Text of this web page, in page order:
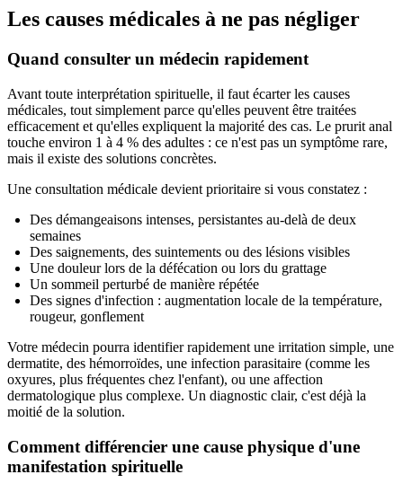
Les causes médicales à ne pas négliger
Quand consulter un médecin rapidement
Avant toute interprétation spirituelle, il faut écarter les causes
médicales, tout simplement parce qu'elles peuvent être traitées
efficacement et qu'elles expliquent la majorité des cas. Le prurit anal
touche environ 1 à 4 % des adultes : ce n'est pas un symptôme rare,
mais il existe des solutions concrètes.
Une consultation médicale devient prioritaire si vous constatez :
Des démangeaisons intenses, persistantes au-delà de deux
semaines
Des saignements, des suintements ou des lésions visibles
Une douleur lors de la défécation ou lors du grattage
Un sommeil perturbé de manière répétée
Des signes d'infection : augmentation locale de la température,
rougeur, gonflement
Votre médecin pourra identifier rapidement une irritation simple, une
dermatite, des hémorroïdes, une infection parasitaire (comme les
oxyures, plus fréquentes chez l'enfant), ou une affection
dermatologique plus complexe. Un diagnostic clair, c'est déjà la
moitié de la solution.
Comment différencier une cause physique d'une
manifestation spirituelle